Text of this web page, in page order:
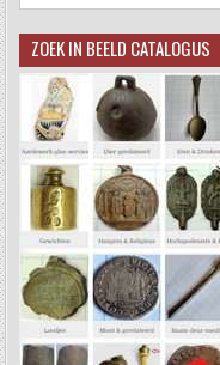
ZOEK IN BEELD CATALOGUS